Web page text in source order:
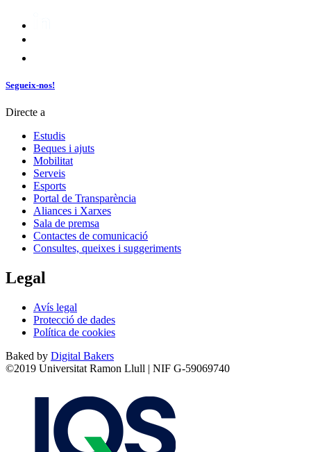
Segueix-nos!
Directe a
Estudis
Beques i ajuts
Mobilitat
Serveis
Esports
Portal de Transparència
Aliances i Xarxes
Sala de premsa
Contactes de comunicació
Consultes, queixes i suggeriments
Legal
Avís legal
Protecció de dades
Política de cookies
Baked by Digital Bakers
©2019 Universitat Ramon Llull | NIF G-59069740